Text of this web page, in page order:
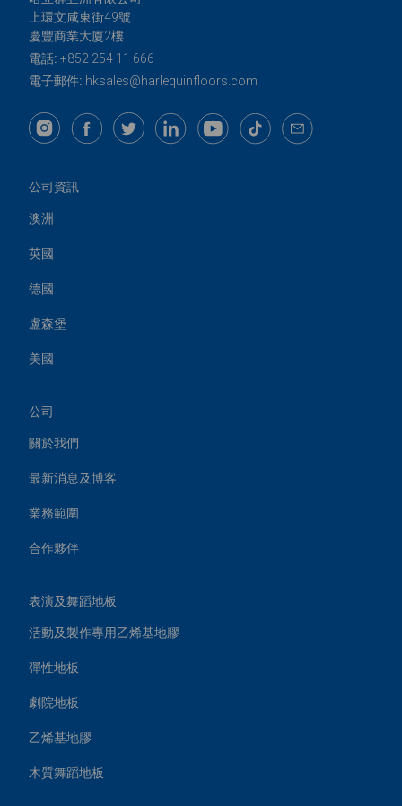
上環文咸東街49號
慶豐商業大廈2樓
電話: +852 254 11 666
電子郵件: hksales@harlequinfloors.com
公司資訊
澳洲
英國
德國
盧森堡
美國
公司
關於我們
最新消息及博客
業務範圍
合作夥伴
表演及舞蹈地板
活動及製作專用乙烯基地膠
彈性地板
劇院地板
乙烯基地膠
木質舞蹈地板